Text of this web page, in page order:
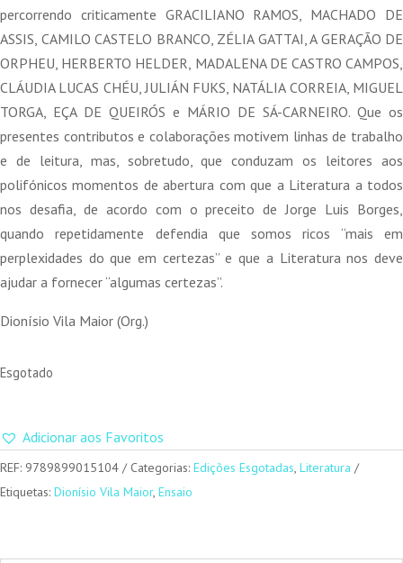
percorrendo criticamente GRACILIANO RAMOS, MACHADO DE
ASSIS, CAMILO CASTELO BRANCO, ZÉLIA GATTAI, A GERAÇÃO DE
ORPHEU, HERBERTO HELDER, MADALENA DE CASTRO CAMPOS,
CLÁUDIA LUCAS CHÉU, JULIÁN FUKS, NATÁLIA CORREIA, MIGUEL
TORGA, EÇA DE QUEIRÓS e MÁRIO DE SÁ-CARNEIRO. Que os
presentes contributos e colaborações motivem linhas de trabalho
e de leitura, mas, sobretudo, que conduzam os leitores aos
polifónicos momentos de abertura com que a Literatura a todos
nos desafia, de acordo com o preceito de Jorge Luis Borges,
quando repetidamente defendia que somos ricos “mais em
perplexidades do que em certezas” e que a Literatura nos deve
ajudar a fornecer “algumas certezas”.
Dionísio Vila Maior (Org.)
Esgotado
Adicionar aos Favoritos
REF: 9789899015104 Categorias: Edições Esgotadas, Literatura
Etiquetas: Dionísio Vila Maior, Ensaio